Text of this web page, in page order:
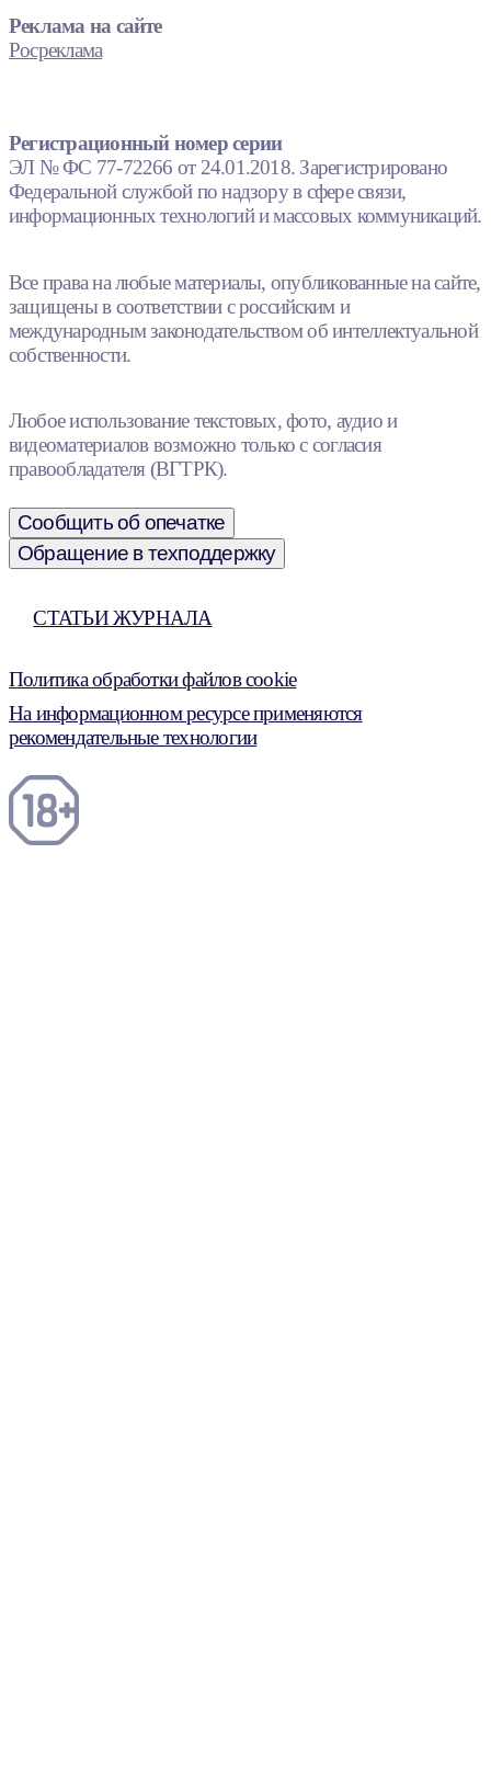
Реклама на сайте
Росреклама
Регистрационный номер серии
ЭЛ № ФС 77-72266 от 24.01.2018. Зарегистрировано
Федеральной службой по надзору в сфере связи,
информационных технологий и массовых коммуникаций.
Все права на любые материалы, опубликованные на сайте,
защищены в соответствии с российским и
международным законодательством об интеллектуальной
собственности.
Любое использование текстовых, фото, аудио и
видеоматериалов возможно только с согласия
правообладателя (ВГТРК).
Сообщить об опечатке
Обращение в техподдержку
СТАТЬИ ЖУРНАЛА
Политика обработки файлов cookie
На информационном ресурсе применяются
рекомендательные технологии